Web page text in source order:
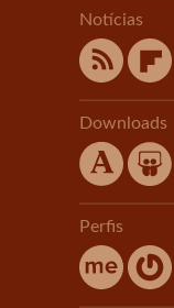
Notícias
Downloads
Perfis